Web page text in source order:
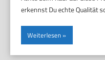
erkennst Du echte Qualität
Weiterlesen